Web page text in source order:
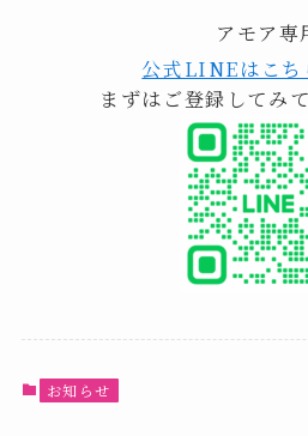
アモア専
公式LINEはこち
まずはご登録してみ
お知らせ